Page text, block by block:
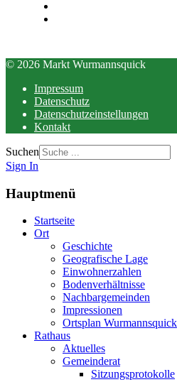
© 2026 Markt Wurmannsquick
Impressum
Datenschutz
Datenschutzeinstellungen
Kontakt
Suchen
Sign In
Hauptmenü
Startseite
Ort
Geschichte
Geografische Lage
Einwohnerzahlen
Bodenverhältnisse
Nachbargemeinden
Impressionen
Ortsplan Wurmannsquick
Rathaus
Aktuelles
Gemeinderat
Sitzungsprotokolle